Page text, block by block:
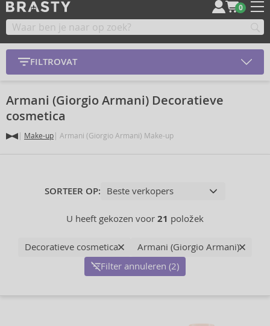
0
FILTROVAT
Armani (Giorgio Armani) Decoratieve
cosmetica
Make-up Armani (Giorgio Armani) Make-up
SORTEER OP:
U heeft gekozen voor 21 položek
Decoratieve cosmetica
Armani (Giorgio Armani)
Filter annuleren (2)